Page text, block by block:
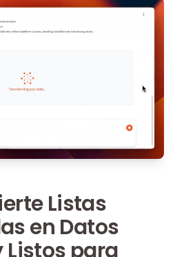
Listas
en Datos
Listos para